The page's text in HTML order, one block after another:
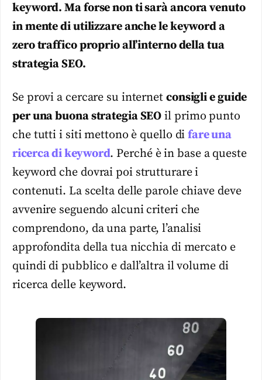
keyword. Ma forse non ti sarà ancora venuto
in mente di utilizzare anche le keyword a
zero traffico proprio all’interno della tua
strategia SEO.
Se provi a cercare su internet consigli e guide
per una buona strategia SEO il primo punto
che tutti i siti mettono è quello difareuna
ricercadi keyword. Perché è in base a queste
keyword che dovrai poi strutturare i
contenuti. La scelta delle parole chiave deve
avvenire seguendo alcuni criteri che
comprendono, da una parte, l’analisi
approfondita della tua nicchia di mercato e
quindi di pubblico e dall’altra il volume di
ricerca delle keyword.